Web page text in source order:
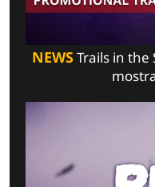
NEWSTrails in the